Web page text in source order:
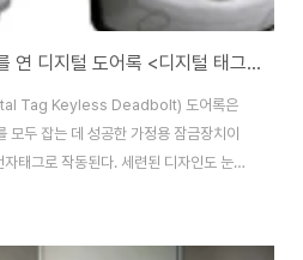
열쇠 대신 전자태그의 시대를 연 디지털 도어록 <디지털 태그 키리스 데드볼트(Digital Tag Keyless Deadbolt) 도어록>
Tag Keyless Deadbolt) 도어록은
모두 잡는 데 성공한 가정용 잠금장치이
태그로 작동된다. 세련된 디자인도 눈길
인 등에서도 뒤처지지 않는다. 내장과 외
루어져 있다. 외장 유닛이 파괴되었을 경